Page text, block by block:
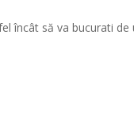
încât să va bucurati de